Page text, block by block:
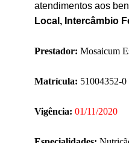
atendimentos aos
Local, Intercâmbio
Prestador: Mosaicum
Matrícula: 51004352-0
Vigência: 01/11/2020